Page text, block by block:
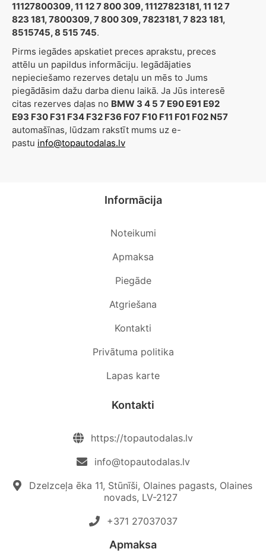
11127800309, 11 12 7 800 309, 11127823181, 11 12 7
823 181, 7800309, 7 800 309, 7823181, 7 823 181,
8515745, 8 515 745.
Pirms iegādes apskatiet preces aprakstu, preces
attēlu un papildus informāciju. Iegādājaties
nepieciešamo rezerves detaļu un mēs to Jums
piegādāsim dažu darba dienu laikā. Ja Jūs interesē
citas rezerves daļas no BMW 3 4 5 7 E90 E91 E92
E93 F30 F31 F34 F32 F36 F07 F10 F11 F01 F02 N57
automašīnas, lūdzam rakstīt mums uz e-
pastu info@topautodalas.lv
Informācija
Noteikumi
Apmaksa
Piegāde
Atgriešana
Kontakti
Privātuma politika
Lapas karte
Kontakti
https://topautodalas.lv
info@topautodalas.lv
Dzelzceļa ēka 11, Stūnīši, Olaines pagasts, Olaines
novads, LV-2127
+371 27037037‬
Apmaksa